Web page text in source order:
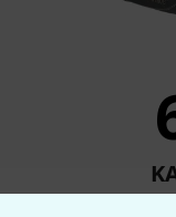
Ritter